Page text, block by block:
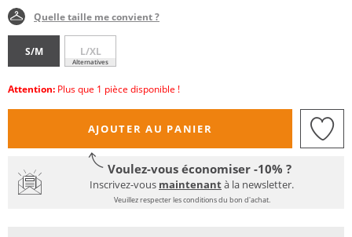
Quelle taille me convient ?
S/M L/XL
Alternatives
Attention: Plus que 1 pièce disponible !
AJOUTER AU PANIER
Voulez-vous économiser -10% ?
Inscrivez-vous maintenantà la newsletter.
Veuillez respecter les conditions du bon d'achat.